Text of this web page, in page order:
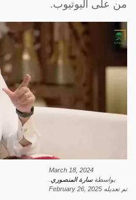
من على اليوتيوب.
March 18, 2024
بواسطةسارة المنصوري
تم تعديله February 26, 2025